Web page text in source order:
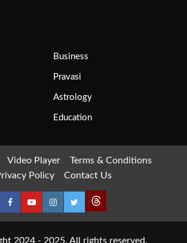
Business
Pravasi
Astrology
Education
Video Player
Terms & Conditions
Policy
Contact Us
2024 - 2025. All rights reserved.